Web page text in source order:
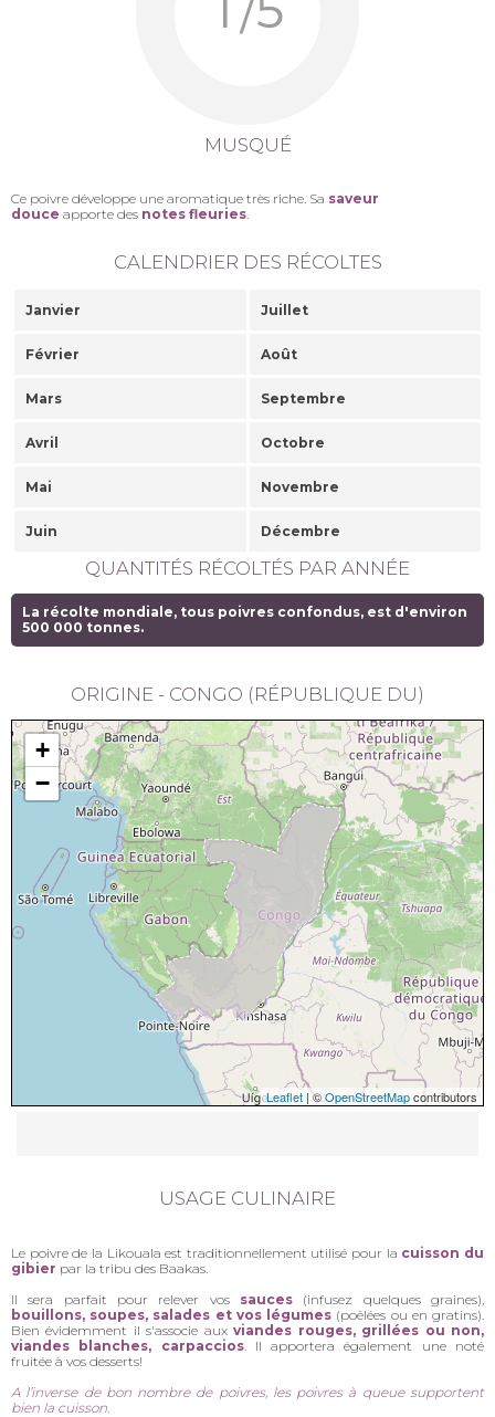
MUSQUÉ
Ce poivre développe une aromatique très riche. Sa saveur
douce apporte des notes fleuries.
CALENDRIER DES RÉCOLTES
Janvier Juillet
Février Août
Mars Septembre
Avril Octobre
Mai Novembre
Juin Décembre
QUANTITÉS RÉCOLTÉS PAR ANNÉE
La récolte mondiale, tous poivres confondus, est d'environ
500 000 tonnes.
ORIGINE - CONGO (RÉPUBLIQUE DU)
+
−
Leaflet | ©OpenStreetMapcontributors
USAGE CULINAIRE
Le poivre de la Likouala est traditionnellement utilisé pour la cuisson du
gibier par la tribu des Baakas.
Il sera parfait pour relever vos sauces
(infusez quelques graines),
bouillons, soupes, salades et vos légumes (poêlées ou en gratins).
Bien évidemment il s'associe auxviandes rouges, grillées ou non,
viandes blanches, carpaccios. Il apportera également une noté
fruitée à vos desserts!
A l’inverse de bon nombre de poivres, les poivres à queue supportent
bien la cuisson.